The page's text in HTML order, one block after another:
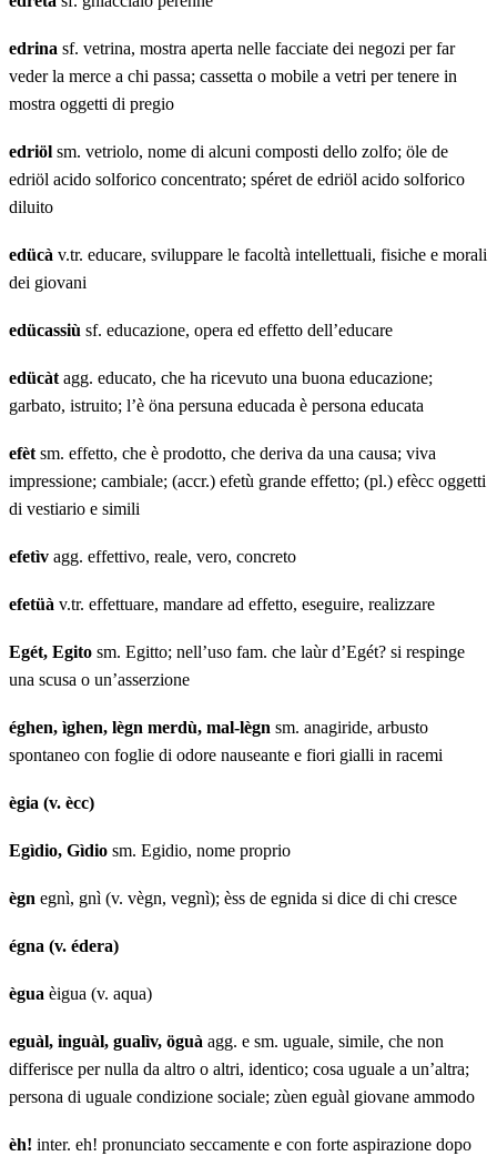
edrina sf. vetrina, mostra aperta nelle facciate dei negozi per far
veder la merce a chi passa; cassetta o mobile a vetri per tenere in
mostra oggetti di pregio
edriöl sm. vetriolo, nome di alcuni composti dello zolfo; öle de
edriöl acido solforico concentrato; spéret de edriöl acido solforico
diluito
edücà v.tr. educare, sviluppare le facoltà intellettuali, fisiche e morali
dei giovani
edücassiù sf. educazione, opera ed effetto dell’educare
edücàt agg. educato, che ha ricevuto una buona educazione;
garbato, istruito; l’è öna persuna educada è persona educata
efèt sm. effetto, che è prodotto, che deriva da una causa; viva
impressione; cambiale; (accr.) efetù grande effetto; (pl.) efècc oggetti
di vestiario e simili
efetìv agg. effettivo, reale, vero, concreto
efetüà v.tr. effettuare, mandare ad effetto, eseguire, realizzare
Egét, Egito sm. Egitto; nell’uso fam. che laùr d’Egét? si respinge
una scusa o un’asserzione
éghen, ìghen, lègn merdù, mal-lègn sm. anagiride, arbusto
spontaneo con foglie di odore nauseante e fiori gialli in racemi
ègia (v. ècc)
Egìdio, Gìdio sm. Egidio, nome proprio
ègn egnì, gnì (v. vègn, vegnì); èss de egnida si dice di chi cresce
égna (v. édera)
ègua èigua (v. aqua)
eguàl, inguàl, gualìv, öguà agg. e sm. uguale, simile, che non
differisce per nulla da altro o altri, identico; cosa uguale a un’altra;
persona di uguale condizione sociale; zùen eguàl giovane ammodo
èh! inter. eh! pronunciato seccamente e con forte aspirazione dopo